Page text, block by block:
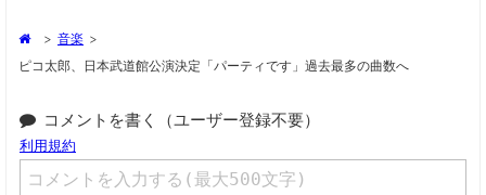
> 音楽 >
ピコ太郎、日本武道館公演決定「パーティです」過去最多の曲数へ
コメントを書く（ユーザー登録不要）